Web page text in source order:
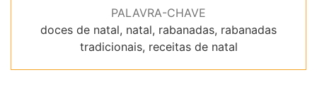
PALAVRA-CHAVE
doces de natal, natal, rabanadas, rabanadas
tradicionais, receitas de natal